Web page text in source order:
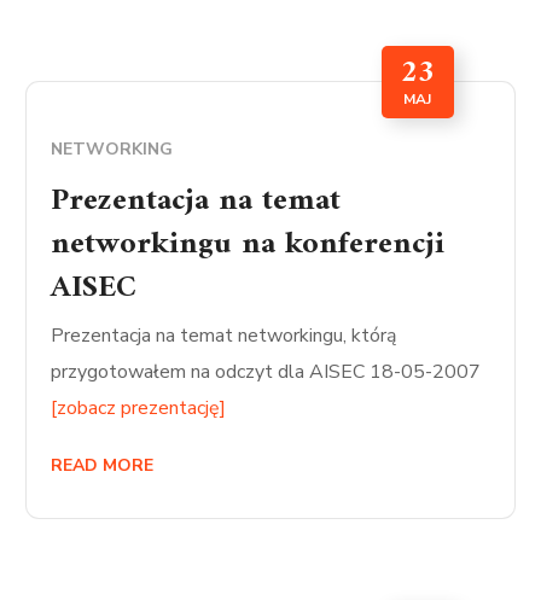
23
MAJ
NETWORKING
Prezentacja na temat
networkingu na konferencji
AISEC
Prezentacja na temat networkingu, którą
przygotowałem na odczyt dla AISEC 18-05-2007
[zobacz prezentację]
READ MORE